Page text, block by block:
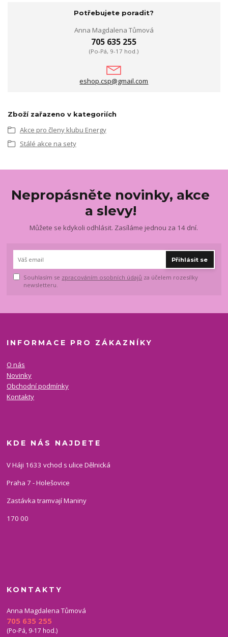
Potřebujete poradit?
Anna Magdalena Tůmová
705 635 255
(Po-Pá, 9-17 hod.)
eshop.csp@gmail.com
Zboží zařazeno v kategoriích
Akce pro členy klubu Energy
Stálé akce na sety
Nepropásněte novinky, akce
a slevy!
Můžete se kdykoli odhlásit. Zasíláme jednou za 14 dní.
Přihlásit se
Souhlasím se zpracováním osobních údajů za účelem rozesílky
newsletteru.
INFORMACE PRO ZÁKAZNÍKY
O nás
Novinky
Obchodní podmínky
Kontakty
KDE NÁS NAJDETE
V Háji 1633 vchod s ulice Dělnická
Praha 7 - Holešovice
Zastávka tramvají Maniny
170 00
KONTAKTY
Anna Magdalena Tůmová
705 635 255
(Po-Pá, 9-17 hod.)